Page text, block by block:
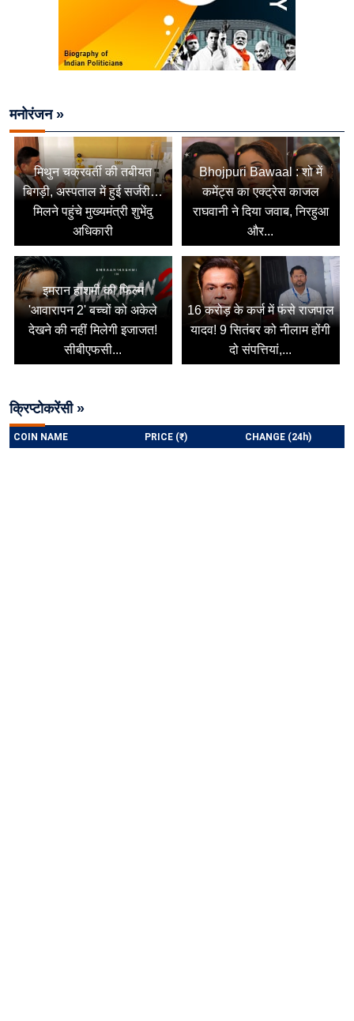
मनोरंजन »
मिथुन चक्रवर्ती की तबीयत
बिगड़ी, अस्पताल में हुई सर्जरी…
मिलने पहुंचे मुख्यमंत्री शुभेंदु
अधिकारी
Bhojpuri Bawaal : शो में
कमेंट्स का एक्ट्रेस काजल
राघवानी ने दिया जवाब, निरहुआ
और...
इमरान हाशमी की फिल्म
'आवारापन 2' बच्चों को अकेले
देखने की नहीं मिलेगी इजाजत!
सीबीएफसी...
16 करोड़ के कर्ज में फंसे राजपाल
यादव! 9 सितंबर को नीलाम होंगी
दो संपत्तियां,...
क्रिप्टोकरेंसी »